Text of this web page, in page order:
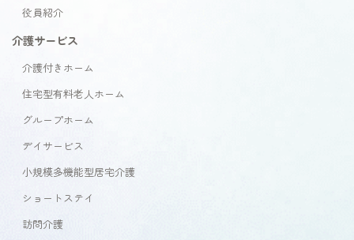
役員紹介
介護サービス
介護付きホーム
住宅型有料老人ホーム
グループホーム
デイサービス
小規模多機能型居宅介護
ショートステイ
訪問介護